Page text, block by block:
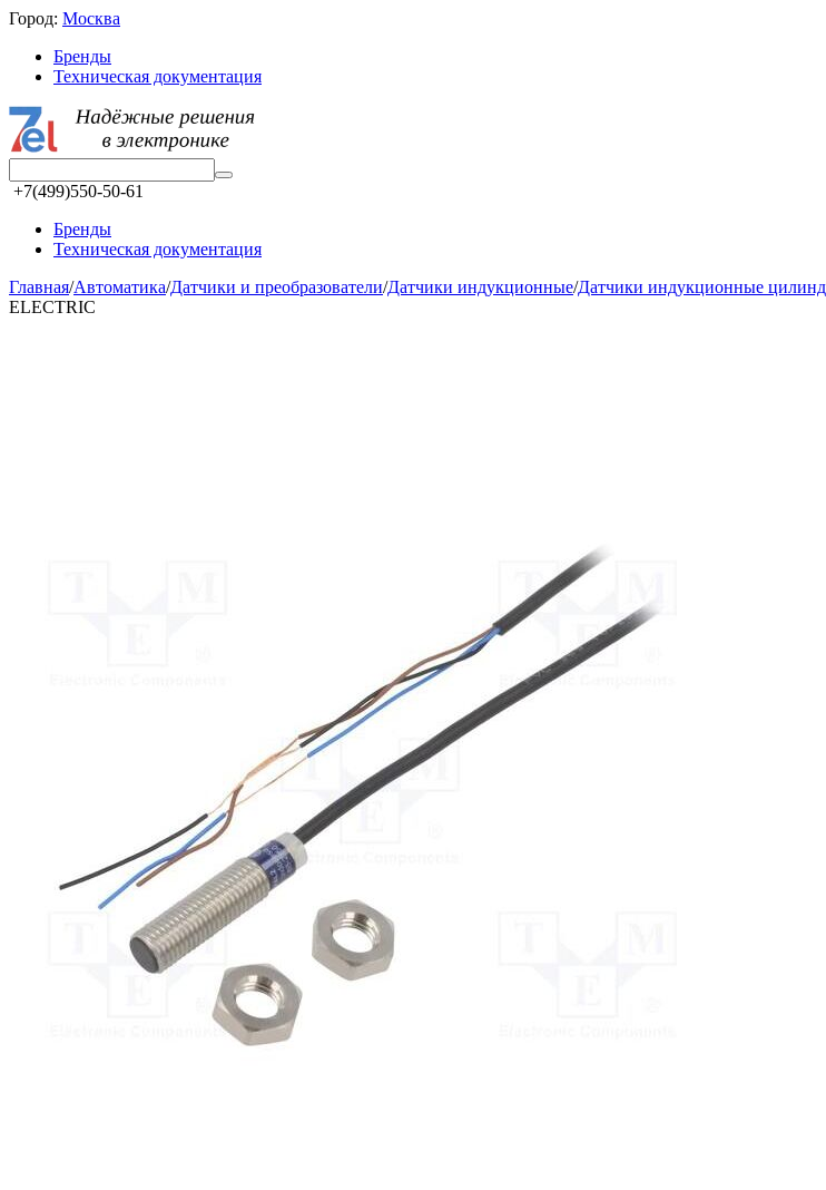
Город: Москва
Бренды
Техническая документация
+7(499)550-50-61
Бренды
Техническая документация
Главная/Автоматика/Датчики и преобразователи/Датчики индукционные/Датчики индукционные
ELECTRIC